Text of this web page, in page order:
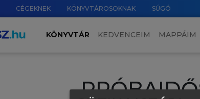
CÉGEKNEK KÖNYVTÁROSOKNAK SÚGÓ
KÖNYVTÁR KEDVENCEIM MAPPÁIM